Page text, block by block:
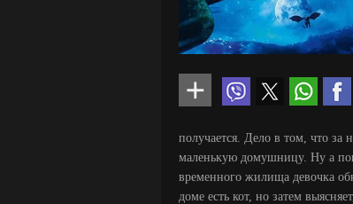
получается. Дело в том, что за
маленькую домушницу. Ну а
временного жилища девочка
доме есть кот, но затем